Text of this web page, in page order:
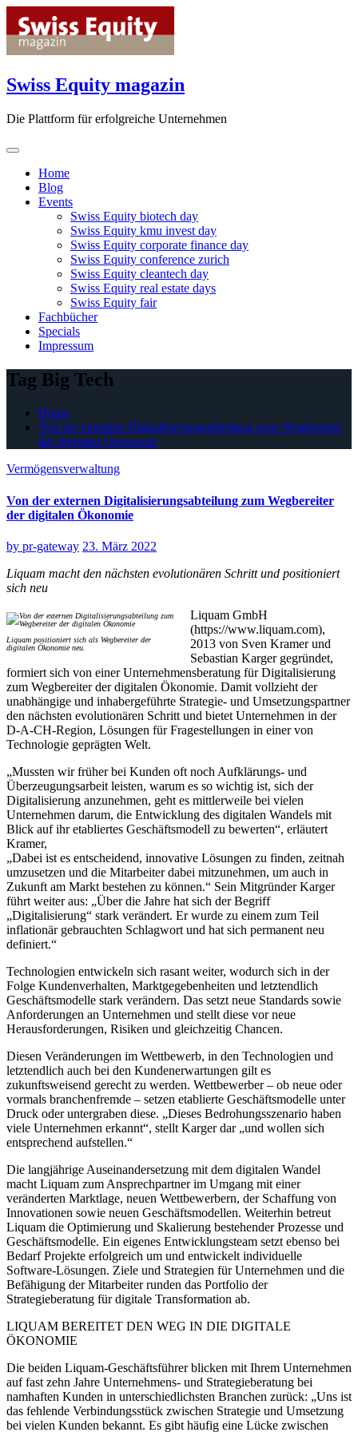
content
Swiss Equity magazin
Die Plattform für erfolgreiche Unternehmen
Home
Blog
Events
Swiss Equity biotech day
Swiss Equity kmu invest day
Swiss Equity corporate finance day
Swiss Equity conference zurich
Swiss Equity cleantech day
Swiss Equity real estate days
Swiss Equity fair
Fachbücher
Specials
Impressum
Tag Big Tech
Home
Von der externen Digitalisierungsabteilung zum Wegbereiter
der digitalen Ökonomie
Vermögensverwaltung
Von der externen Digitalisierungsabteilung zum Wegbereiter
der digitalen Ökonomie
by pr-gateway 23. März 2022
Liquam macht den nächsten evolutionären Schritt und positioniert
sich neu
Liquam positioniert sich als Wegbereiter der
digitalen Ökonomie neu.
Liquam GmbH
(https://www.liquam.com),
2013 von Sven Kramer und
Sebastian Karger gegründet,
formiert sich von einer Unternehmensberatung für Digitalisierung
zum Wegbereiter der digitalen Ökonomie. Damit vollzieht der
unabhängige und inhabergeführte Strategie- und Umsetzungspartner
den nächsten evolutionären Schritt und bietet Unternehmen in der
D-A-CH-Region, Lösungen für Fragestellungen in einer von
Technologie geprägten Welt.
„Mussten wir früher bei Kunden oft noch Aufklärungs- und
Überzeugungsarbeit leisten, warum es so wichtig ist, sich der
Digitalisierung anzunehmen, geht es mittlerweile bei vielen
Unternehmen darum, die Entwicklung des digitalen Wandels mit
Blick auf ihr etabliertes Geschäftsmodell zu bewerten“, erläutert
Kramer,
„Dabei ist es entscheidend, innovative Lösungen zu finden, zeitnah
umzusetzen und die Mitarbeiter dabei mitzunehmen, um auch in
Zukunft am Markt bestehen zu können.“ Sein Mitgründer Karger
führt weiter aus: „Über die Jahre hat sich der Begriff
„Digitalisierung“ stark verändert. Er wurde zu einem zum Teil
inflationär gebrauchten Schlagwort und hat sich permanent neu
definiert.“
Technologien entwickeln sich rasant weiter, wodurch sich in der
Folge Kundenverhalten, Marktgegebenheiten und letztendlich
Geschäftsmodelle stark verändern. Das setzt neue Standards sowie
Anforderungen an Unternehmen und stellt diese vor neue
Herausforderungen, Risiken und gleichzeitig Chancen.
Diesen Veränderungen im Wettbewerb, in den Technologien und
letztendlich auch bei den Kundenerwartungen gilt es
zukunftsweisend gerecht zu werden. Wettbewerber – ob neue oder
vormals branchenfremde – setzen etablierte Geschäftsmodelle unter
Druck oder untergraben diese. „Dieses Bedrohungsszenario haben
viele Unternehmen erkannt“, stellt Karger dar „und wollen sich
entsprechend aufstellen.“
Die langjährige Auseinandersetzung mit dem digitalen Wandel
macht Liquam zum Ansprechpartner im Umgang mit einer
veränderten Marktlage, neuen Wettbewerbern, der Schaffung von
Innovationen sowie neuen Geschäftsmodellen. Weiterhin betreut
Liquam die Optimierung und Skalierung bestehender Prozesse und
Geschäftsmodelle. Ein eigenes Entwicklungsteam setzt ebenso bei
Bedarf Projekte erfolgreich um und entwickelt individuelle
Software-Lösungen. Ziele und Strategien für Unternehmen und die
Befähigung der Mitarbeiter runden das Portfolio der
Strategieberatung für digitale Transformation ab.
LIQUAM BEREITET DEN WEG IN DIE DIGITALE
ÖKONOMIE
Die beiden Liquam-Geschäftsführer blicken mit Ihrem Unternehmen
auf fast zehn Jahre Unternehmens- und Strategieberatung bei
namhaften Kunden in unterschiedlichsten Branchen zurück: „Uns ist
das fehlende Verbindungsstück zwischen Strategie und Umsetzung
bei vielen Kunden bekannt. Es gibt häufig eine Lücke zwischen